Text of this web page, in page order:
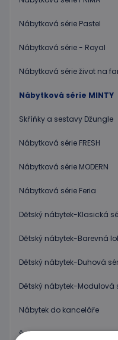
Nábytková série Pastel
Nábytková série - Royal
Nábytková série život na
Nábytková série MINTY
Skříňky a sestavy Džungle
Nábytková série FRESH
Nábytková série MODERN
Nábytková série Feria
Dětský nábytek-Klasická
Dětský nábytek-Barevná
Dětský nábytek-Duhová
Dětský nábytek-
Nábytek do kanceláře
Šatny